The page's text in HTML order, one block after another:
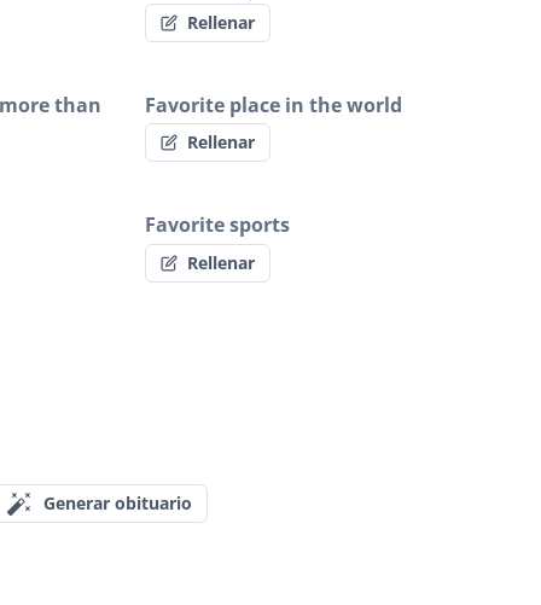
Rellenar
than Favorite place in the world
Rellenar
Favorite sports
Rellenar
Generar obituario